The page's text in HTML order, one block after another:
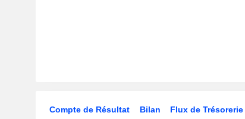
Compte de Résultat Bilan Flux de Trésorerie